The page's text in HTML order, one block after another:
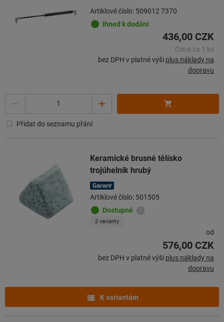
Artiklové číslo: 509012 7370
Ihned k dodání
436,00 CZK
Cena za 1 ks
bez DPH v platné výši plus náklady na
dopravu
Přidat do seznamu přání
Keramické brusné tělísko
trojúhelník hrubý
Artiklové číslo: 501505
Dostupné
2 varianty
od
576,00 CZK
bez DPH v platné výši plus náklady na
dopravu
K variantám